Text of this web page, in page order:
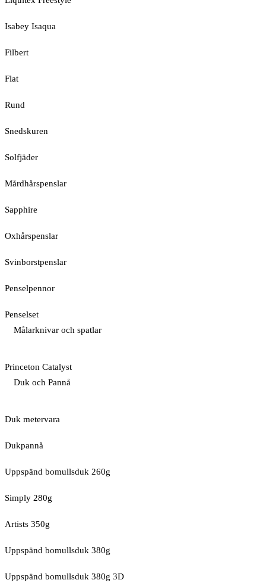
Isabey Isaqua
Filbert
Flat
Rund
Snedskuren
Solfjäder
Mårdhårspenslar
Sapphire
Oxhårspenslar
Svinborstpenslar
Penselpennor
Penselset
Målarknivar och spatlar
Princeton Catalyst
Duk och Pannå
Duk metervara
Dukpannå
Uppspänd bomullsduk 260g
Simply 280g
Artists 350g
Uppspänd bomullsduk 380g
Uppspänd bomullsduk 380g 3D